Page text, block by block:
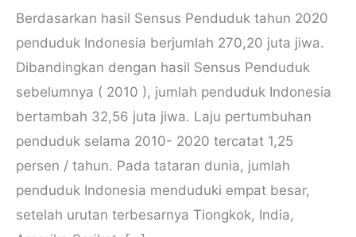
Berdasarkan hasil Sensus Penduduk tahun 2020
penduduk Indonesia berjumlah 270,20 juta jiwa.
Dibandingkan dengan hasil Sensus Penduduk
sebelumnya ( 2010 ), jumlah penduduk Indonesia
bertambah 32,56 juta jiwa. Laju pertumbuhan
penduduk selama 2010- 2020 tercatat 1,25
persen / tahun. Pada tataran dunia, jumlah
penduduk Indonesia menduduki empat besar,
setelah urutan terbesarnya Tiongkok, India,